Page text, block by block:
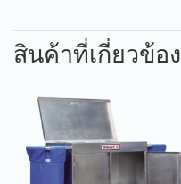
สินค้าที่เกี่ยวข้อง